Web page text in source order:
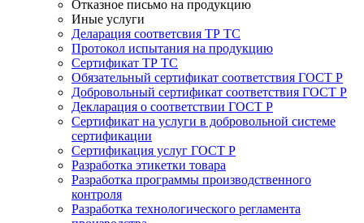
Отказное письмо на продукцию
Иные услуги
Деларация соответсвия ТР ТС
Протокол испытания на продукцию
Сертификат ТР ТС
Обязательный сертификат соответствия ГОСТ Р
Добровольный сертификат соответствия ГОСТ Р
Декларация о соответствии ГОСТ Р
Сертификат на услуги в добровольной системе
сертификации
Сертификация услуг ГОСТ Р
Разработка этикетки товара
Разработка программы производственного
контроля
Разработка технологического регламента